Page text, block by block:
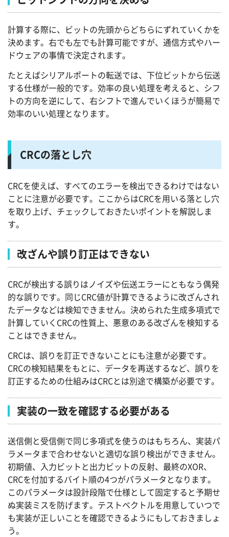
計算する際に、ビットの先頭からどちらにずれていくかを
決めます。右でも左でも計算可能ですが、通信方式やハー
ドウェアの事情で決定されます。
たとえばシリアルポートの転送では、下位ビットから伝送
する仕様が一般的です。効率の良い処理を考えると、シフ
トの方向を逆にして、右シフトで進んでいくほうが簡易で
効率のいい処理となります。
CRCの落とし穴
CRCを使えば、すべてのエラーを検出できるわけではない
ことに注意が必要です。ここからはCRCを用いる落とし穴
を取り上げ、チェックしておきたいポイントを解説しま
す。
改ざんや誤り訂正はできない
CRCが検出する誤りはノイズや伝送エラーにともなう偶発
的な誤りです。同じCRC値が計算できるように改ざんされ
たデータなどは検知できません。決められた生成多項式で
計算していくCRCの性質上、悪意のある改ざんを検知する
ことはできません。
CRCは、誤りを訂正できないことにも注意が必要です。
CRCの検知結果をもとに、データを再送するなど、誤りを
訂正するための仕組みはCRCとは別途で構築が必要です。
実装の一致を確認する必要がある
送信側と受信側で同じ多項式を使うのはもちろん、実装パ
ラメータまで合わせないと適切な誤り検出ができません。
初期値、入力ビットと出力ビットの反射、最終のXOR、
CRCを付加するバイト順の4つがパラメータとなります。
このパラメータは設計段階で仕様として固定すると予期せ
ぬ実装ミスを防げます。テストベクトルを用意していつで
も実装が正しいことを確認できるようにもしておきましょ
う。